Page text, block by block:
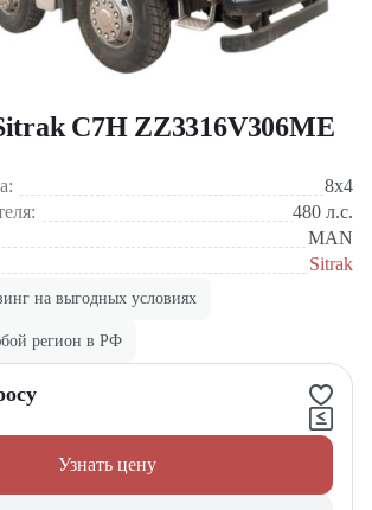
C7H ZZ3316V306ME
8x4
480 л.с.
MAN
Sitrak
на выгодных условиях
регион в РФ
Узнать цену